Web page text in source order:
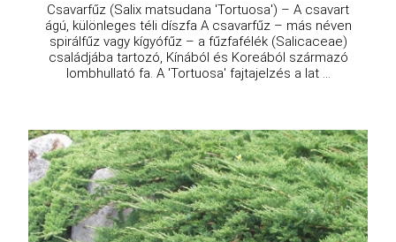
Csavarfűz (Salix matsudana 'Tortuosa') – A csavart
ágú, különleges téli díszfa A csavarfűz – más néven
spirálfűz vagy kígyófűz – a fűzfafélék (Salicaceae)
családjába tartozó, Kínából és Koreából származó
lombhullató fa. A 'Tortuosa' fajtajelzés a lat ...